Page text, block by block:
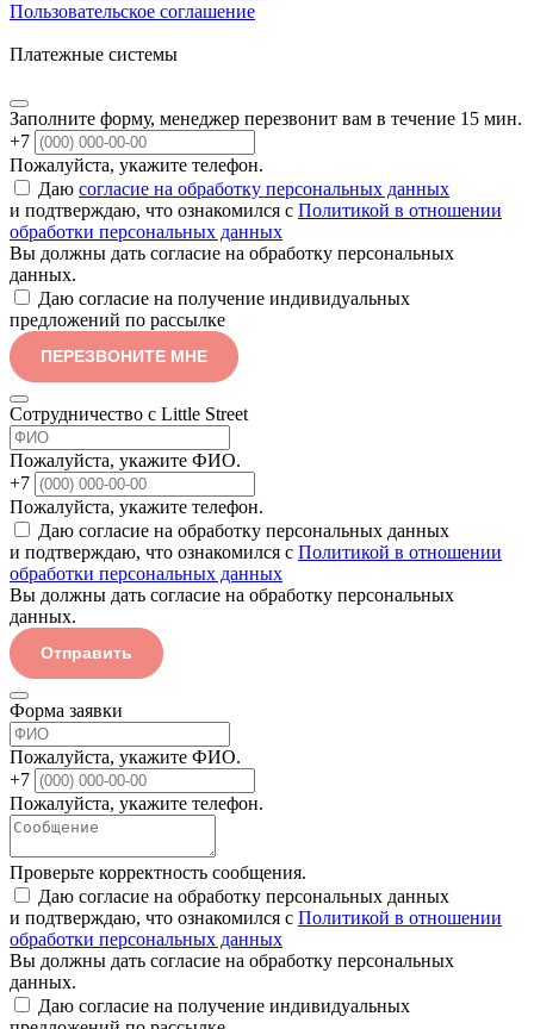
Пользовательское соглашение
Платежные системы
Заполните форму, менеджер перезвонит вам в течение 15 мин.
+7
Пожалуйста, укажите телефон.
Даю согласие на обработку персональных данных
и подтверждаю, что ознакомился с Политикой в отношении
обработки персональных данных
Вы должны дать согласие на обработку персональных
данных.
Даю согласие на получение индивидуальных
предложений по рассылке
ПЕРЕЗВОНИТЕ МНЕ
Сотрудничество с Little Street
Пожалуйста, укажите ФИО.
+7
Пожалуйста, укажите телефон.
Даю согласие на обработку персональных данных
и подтверждаю, что ознакомился с Политикой в отношении
обработки персональных данных
Вы должны дать согласие на обработку персональных
данных.
Отправить
Форма заявки
Пожалуйста, укажите ФИО.
+7
Пожалуйста, укажите телефон.
Проверьте корректность сообщения.
Даю согласие на обработку персональных данных
и подтверждаю, что ознакомился с Политикой в отношении
обработки персональных данных
Вы должны дать согласие на обработку персональных
данных.
Даю согласие на получение индивидуальных